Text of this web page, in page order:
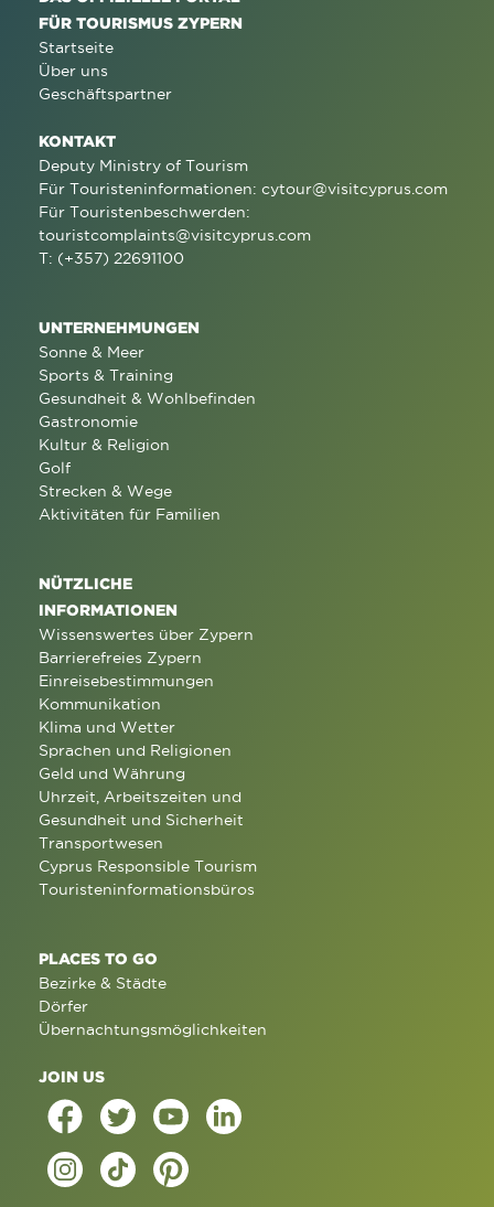
FÜR TOURISMUS ZYPERN
Startseite
Über uns
Geschäftspartner
KONTAKT
Deputy Ministry of Tourism
Für Touristeninformationen: cytour@visitcyprus.com
Für Touristenbeschwerden:
touristcomplaints@visitcyprus.com
T: (+357) 22691100
UNTERNEHMUNGEN
Sonne & Meer
Sports & Training
Gesundheit & Wohlbefinden
Gastronomie
Kultur & Religion
Golf
Strecken & Wege
Aktivitäten für Familien
NÜTZLICHE
INFORMATIONEN
Wissenswertes über Zypern
Barrierefreies Zypern
Einreisebestimmungen
Kommunikation
Klima und Wetter
Sprachen und Religionen
Geld und Währung
Uhrzeit, Arbeitszeiten und
Gesundheit und Sicherheit
Transportwesen
Cyprus Responsible Tourism
Touristeninformationsbüros
PLACES TO GO
Bezirke & Städte
Dörfer
Übernachtungsmöglichkeiten
JOIN US